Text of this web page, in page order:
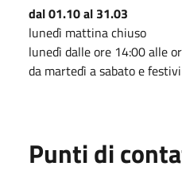
dal 01.10 al 31.03
lunedì mattina chiuso
lunedì dalle ore 14:00 alle
da martedì a sabato e
Punti di